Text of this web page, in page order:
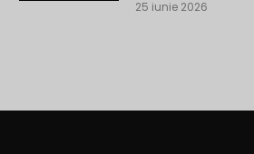
25 iunie 2026